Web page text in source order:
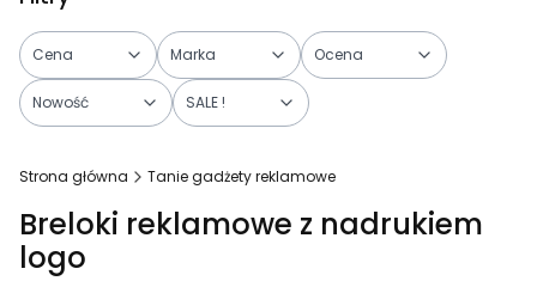
Cena Marka Ocena
Nowość SALE !
Strona główna Tanie gadżety reklamowe
Breloki reklamowe z nadrukiem
logo